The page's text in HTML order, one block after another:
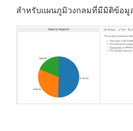
สำหรับแผนภูมิวงกลมที่มีมิติข้อมู